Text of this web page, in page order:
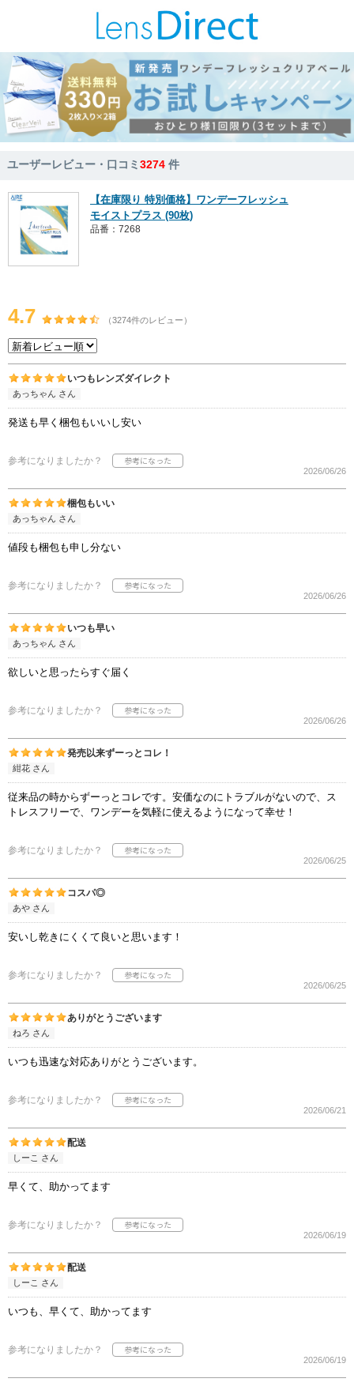
ユーザーレビュー・口コミ3274 件
【在庫限り 特別価格】ワンデーフレッシュ
モイストプラス (90枚)
品番：7268
4.7 （3274件のレビュー）
いつもレンズダイレクト
あっちゃん さん
発送も早く梱包もいいし安い
参考になりましたか？
2026/06/26
梱包もいい
あっちゃん さん
値段も梱包も申し分ない
参考になりましたか？
2026/06/26
いつも早い
あっちゃん さん
欲しいと思ったらすぐ届く
参考になりましたか？
2026/06/26
発売以来ずーっとコレ！
紺花 さん
従来品の時からずーっとコレです。安価なのにトラブルがないので、ス
トレスフリーで、ワンデーを気軽に使えるようになって幸せ！
参考になりましたか？
2026/06/25
コスパ◎
あや さん
安いし乾きにくくて良いと思います！
参考になりましたか？
2026/06/25
ありがとうございます
ねろ さん
いつも迅速な対応ありがとうございます。
参考になりましたか？
2026/06/21
配送
しーこ さん
早くて、助かってます
参考になりましたか？
2026/06/19
配送
しーこ さん
いつも、早くて、助かってます
参考になりましたか？
2026/06/19